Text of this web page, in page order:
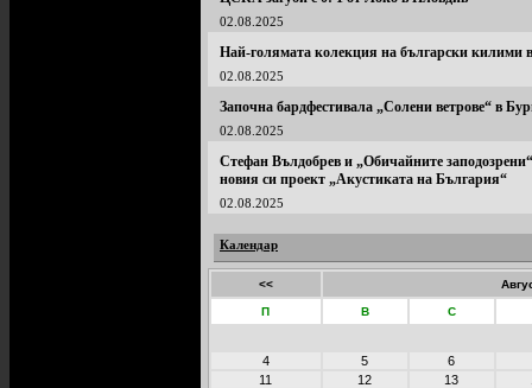
02.08.2025
Най-голямата колекция на български килими
02.08.2025
Започна бардфестивала „Солени ветрове“ в
02.08.2025
Стефан Вълдобрев и „Обичайните
новия си проект „Акустиката на България“
02.08.2025
Календар
<<
П В С
4 5
6
11
12 13